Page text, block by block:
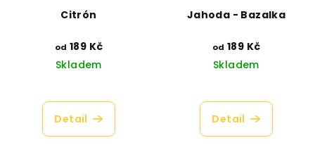
Citrón
od 189 Kč
Skladem
hodnocení
produktu
Detail
Jahoda - Bazalka
od 189 Kč
Skladem
hodnocení
produktu
Detail